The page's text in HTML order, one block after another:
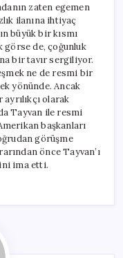
zaten egemen
ilanına ihtiyaç
büyük bir kısmı
görse de, çoğunluk
bir tavır sergiliyor.
ne de resmi bir
yönünde. Ancak
olarak
Tayvan ile resmi
başkanları
görüşme
önce Tayvan’ı
ima etti.